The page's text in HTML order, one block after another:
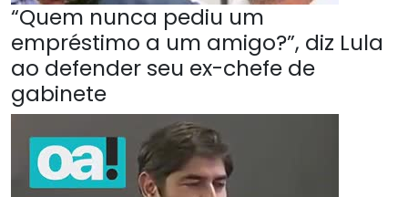
“Quem nunca pediu um
empréstimo a um amigo?”, diz Lula
ao defender seu ex-chefe de
gabinete